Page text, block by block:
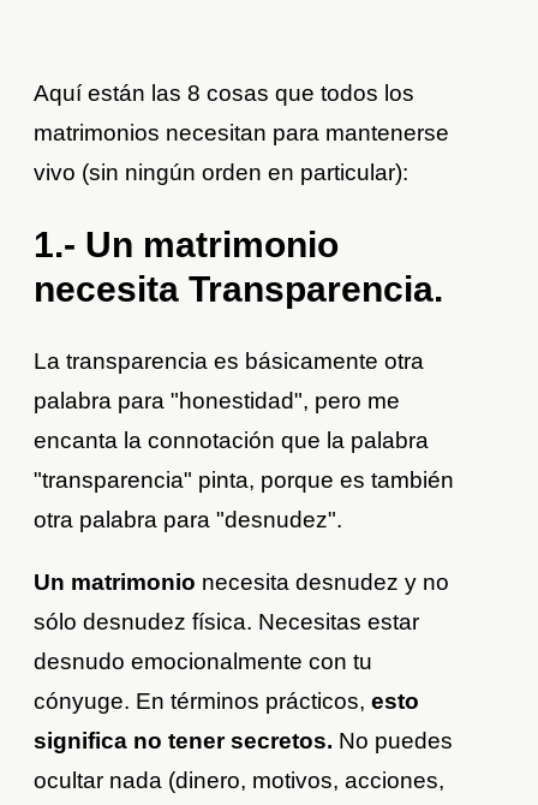
Aquí están las 8 cosas que todos los
matrimonios necesitan para mantenerse
vivo (sin ningún orden en particular):
1.- Un matrimonio
necesita Transparencia.
La transparencia es básicamente otra
palabra para "honestidad", pero me
encanta la connotación que la palabra
"transparencia" pinta, porque es también
otra palabra para "desnudez".
Un matrimonio necesita desnudez y no
sólo desnudez física. Necesitas estar
desnudo emocionalmente con tu
cónyuge. En términos prácticos,esto
significa no tener secretos. No puedes
ocultar nada (dinero, motivos, acciones,